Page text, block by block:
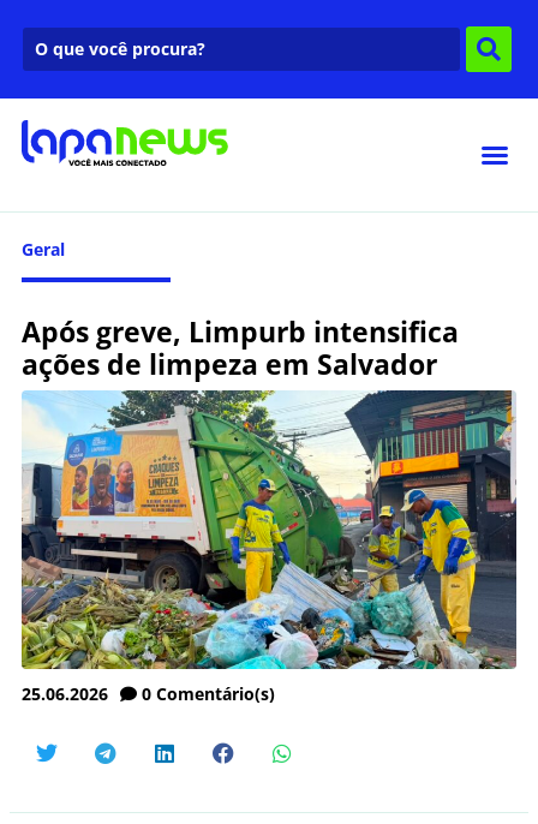
Geral
Após greve, Limpurb intensifica
ações de limpeza em Salvador
25.06.2026 0 Comentário(s)